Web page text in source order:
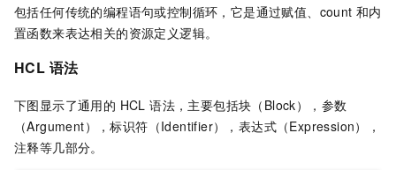
包括任何传统的编程语句或控制循环，它是通过赋值、count 和内
置函数来表达相关的资源定义逻辑。
HCL 语法
下图显示了通用的 HCL 语法，主要包括块（Block），参数
（Argument），标识符（Identifier），表达式（Expression），
注释等几部分。